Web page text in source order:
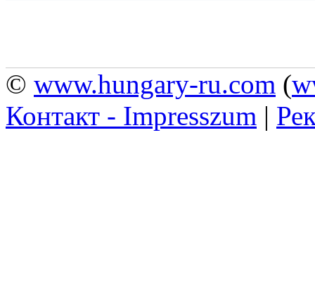
© www.hungary-ru.com (
Контакт - Impresszum |